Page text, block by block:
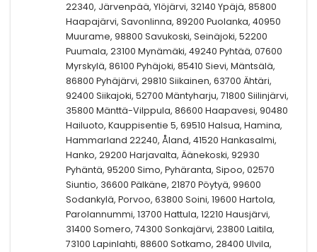
22340, Järvenpää, Ylöjärvi, 32140 Ypäjä, 85800
Haapajärvi, Savonlinna, 89200 Puolanka, 40950
Muurame, 98800 Savukoski, Seinäjoki, 52200
Puumala, 23100 Mynämäki, 49240 Pyhtää, 07600
Myrskylä, 86100 Pyhäjoki, 85410 Sievi, Mäntsälä,
86800 Pyhäjärvi, 29810 Siikainen, 63700 Ähtäri,
92400 Siikajoki, 52700 Mäntyharju, 71800 Siilinjärvi,
35800 Mänttä-Vilppula, 86600 Haapavesi, 90480
Hailuoto, Kauppisentie 5, 69510 Halsua, Hamina,
Hammarland 22240, Åland, 41520 Hankasalmi,
Hanko, 29200 Harjavalta, Äänekoski, 92930
Pyhäntä, 95200 Simo, Pyhäranta, Sipoo, 02570
Siuntio, 36600 Pälkäne, 21870 Pöytyä, 99600
Sodankylä, Porvoo, 63800 Soini, 19600 Hartola,
Parolannummi, 13700 Hattula, 12210 Hausjärvi,
31400 Somero, 74300 Sonkajärvi, 23800 Laitila,
73100 Lapinlahti, 88600 Sotkamo, 28400 Ulvila,